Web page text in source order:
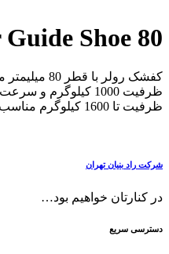
Shoe 80
کفشک رولر با
ظرفیت تا 1600 کیلوگرم مناسب قاب وزنه
شرکت راد بنیان تهران
در کنارتان خواهیم بود…
دسترسی سریع